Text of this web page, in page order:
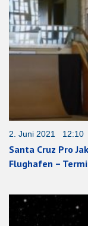
2. Juni 2021 12:10
Santa Cruz Pro
Flughafen –